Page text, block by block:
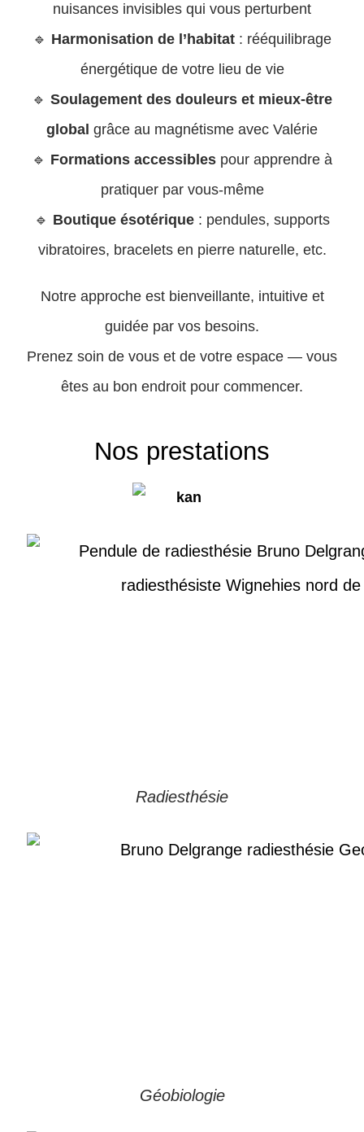
nuisances invisibles qui vous perturbent
🔹 Harmonisation de l’habitat : rééquilibrage
énergétique de votre lieu de vie
🔹 Soulagement des douleurs et mieux-être
global grâce au magnétisme avec Valérie
🔹 Formations accessibles pour apprendre à
pratiquer par vous-même
🔹 Boutique ésotérique : pendules, supports
vibratoires, bracelets en pierre naturelle, etc.
Notre approche est bienveillante, intuitive et
guidée par vos besoins.
Prenez soin de vous et de votre espace — vous
êtes au bon endroit pour commencer.
Nos prestations
Radiesthésie
Géobiologie